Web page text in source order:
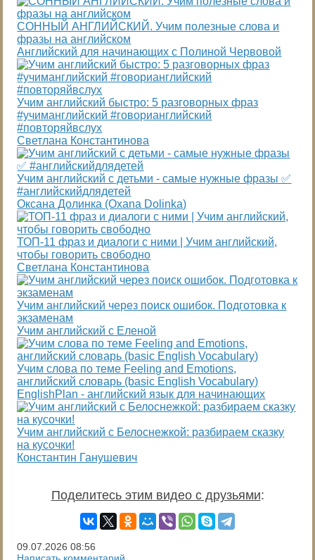
СОННЫЙ АНГЛИЙСКИЙ. Учим полезные слова и
фразы на английском
Английский для начинающих с Полиной Червовой
Учим английский быстро: 5 разговорных фраз
#учиманглийский #говорианглийский
#повторяйвслух
Светлана Константинова
Учим английский с детьми - самые нужные фразы ✅
#английскийдлядетей
Оксана Долинка (Oxana Dolinka)
ТОП-11 фраз и диалоги с ними | Учим английский,
чтобы говорить свободно
Светлана Константинова
Учим английский через поиск ошибок. Подготовка к
экзаменам
Учим английский с Еленой
Учим слова по теме Feeling and Emotions,
английский словарь (basic English Vocabulary)
EnglishPlan - английский язык для начинающих
Учим английский с Белоснежкой: разбираем сказку
на кусочки!
Константин Ганушевич
Поделитесь этим видео с друзьями:
09.07.2026 08:56